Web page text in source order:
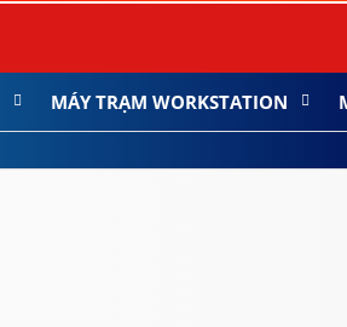
MÁY TRẠM WORKSTATION